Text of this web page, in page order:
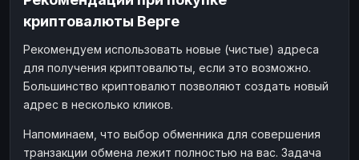
криптовалюты Верге
Рекомендуем использовать новые (чистые) адреса
для получения криптовалюты, если это возможно.
Большинство криптовалют позволяют создать новый
адрес в несколько кликов.
Напоминаем, что выбор обменника для совершения
транзакции обмена лежит полностью на вас. Задача